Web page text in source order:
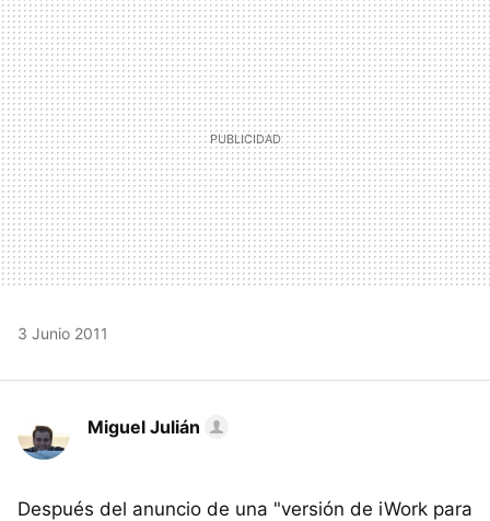
MAIL
3 Junio 2011
Miguel Julián
Después del anuncio de una "versión de iWork para